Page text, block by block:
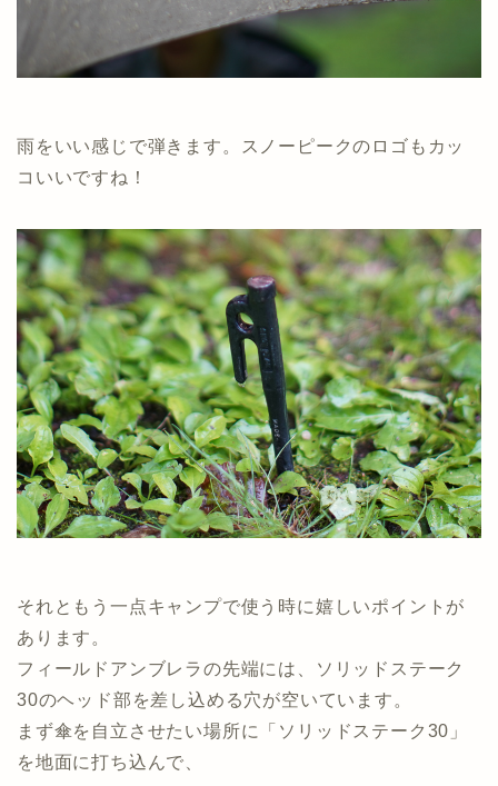
雨をいい感じで弾きます。スノーピークのロゴもカッ
コいいですね！
それともう一点キャンプで使う時に嬉しいポイントが
あります。
フィールドアンブレラの先端には、ソリッドステーク
30のヘッド部を差し込める穴が空いています。
まず傘を自立させたい場所に「ソリッドステーク30」
を地面に打ち込んで、